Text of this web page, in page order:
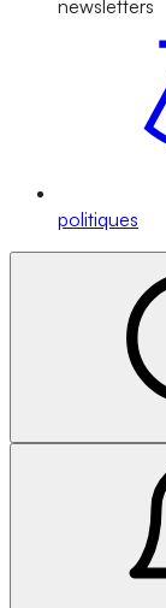
newsletters
politiques